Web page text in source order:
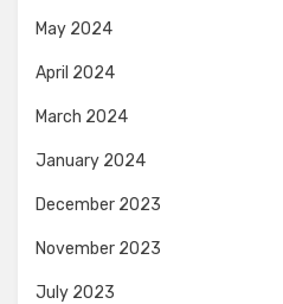
May 2024
April 2024
March 2024
January 2024
December 2023
November 2023
July 2023